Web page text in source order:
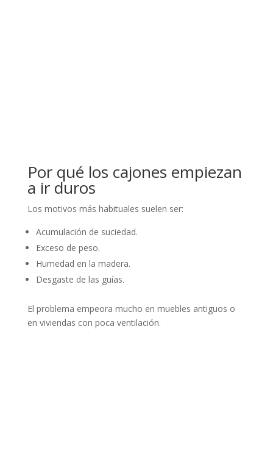
Por qué los cajones empiezan
a ir duros
Los motivos más habituales suelen ser:
Acumulación de suciedad.
Exceso de peso.
Humedad en la madera.
Desgaste de las guías.
El problema empeora mucho en muebles antiguos o
en viviendas con poca ventilación.